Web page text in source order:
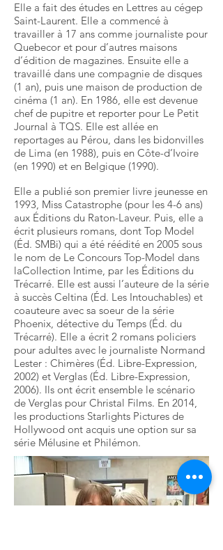
Elle a fait des études en Lettres au cégep
Saint-Laurent. Elle a commencé à
travailler à 17 ans comme journaliste pour
Quebecor et pour d’autres maisons
d’édition de magazines. Ensuite elle a
travaillé dans une compagnie de disques
(1 an), puis une maison de production de
cinéma (1 an). En 1986, elle est devenue
chef de pupitre et reporter pour Le Petit
Journal à TQS. Elle est allée en
reportages au Pérou, dans les bidonvilles
de Lima (en 1988), puis en Côte-d’Ivoire
(en 1990) et en Belgique (1990).
Elle a publié son premier livre jeunesse en
1993, Miss Catastrophe (pour les 4-6 ans)
aux Éditions du Raton-Laveur. Puis, elle a
écrit plusieurs romans, dont Top Model
(Éd. SMBi) qui a été réédité en 2005 sous
le nom de Le Concours Top-Model dans
laCollection Intime, par les Éditions du
Trécarré. Elle est aussi l’auteure de la série
à succès Celtina (Éd. Les Intouchables) et
coauteure avec sa soeur de la série
Phoenix, détective du Temps (Éd. du
Trécarré). Elle a écrit 2 romans policiers
pour adultes avec le journaliste Normand
Lester : Chimères (Éd. Libre-Expression,
2002) et Verglas (Éd. Libre-Expression,
2006). Ils ont écrit ensemble le scénario
de Verglas pour Christal Films. En 2014,
les productions Starlights Pictures de
Hollywood ont acquis une option sur sa
série Mélusine et Philémon.